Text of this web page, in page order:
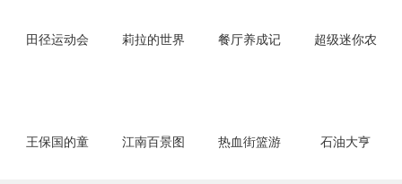
田径运动会
莉拉的世界
餐厅养成记
超级迷你农
王保国的童
江南百景图
热血街篮游
石油大亨